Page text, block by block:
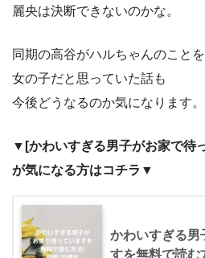
麗央は決断できないのかな。
同期の高谷がハルちゃんのことを
女の子だと思っていた話も
今後どうなるのか気になります。
▼[かわいすぎる男子がお家で待
が気になる方はコチラ▼
かわいすぎる男
すを無料で読む